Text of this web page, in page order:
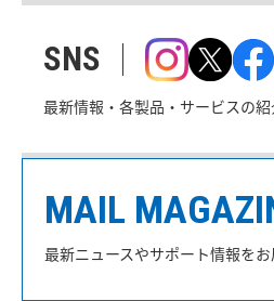
SNS
最新情報・各製品・サービスの
MAIL
最新ニュースやサポート情報を